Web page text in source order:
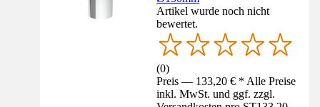
Artikel wurde noch nicht
bewertet.
(0)
Preis — 133,20 € * Alle Preise
inkl. MwSt. und ggf. zzgl.